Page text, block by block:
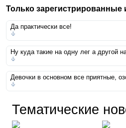
Только зарегистрированные
Да практически все!
Ну куда такие на одну лег а другой
Девочки в основном все приятные,
Тематические